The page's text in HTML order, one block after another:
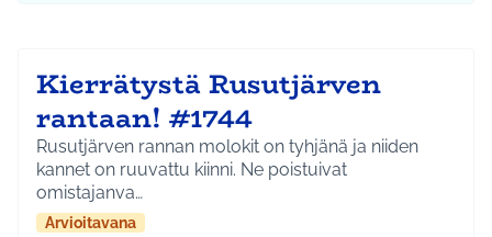
Kierrätystä Rusutjärven
rantaan! #1744
Rusutjärven rannan molokit on tyhjänä ja niiden
kannet on ruuvattu kiinni. Ne poistuivat
omistajanva…
Arvioitavana